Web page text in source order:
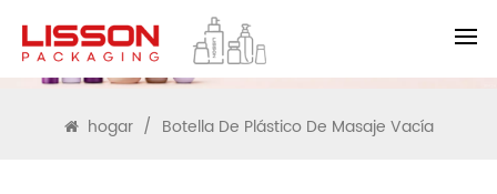
BUSCAR
hogar / Botella De Plástico De Masaje Vacía